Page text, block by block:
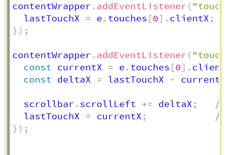
contentWrapper . addEventListener (
  lastTouchX
= e . touches [0] . clientX ;
}) ;
contentWrapper . addEventListener (
const currentX = e . touches [0] .
const deltaX = lastTouchX - currentX
  scrollbar
. scrollLeft += deltaX ;
//
  lastTouchX
= currentX ;
//
}) ;